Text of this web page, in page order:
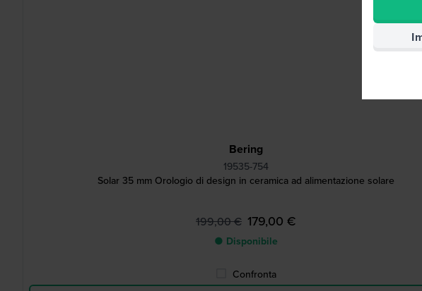
Bering
19535-754
Solar 35 mm Orologio di design in ceramica ad alimentazione solare
199,00 € 179,00 €
● Disponibile
Confronta